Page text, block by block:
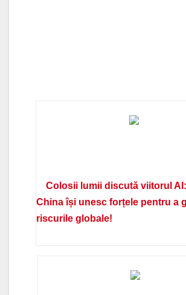
Colosii lumii discută viitorul
China își unesc forțele pentru a
riscurile globale!